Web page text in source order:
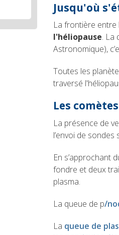
Jusqu'où
La frontière entre
l'héliopause. La
Astronomique),
Toutes les
traversé
Les
La présence de
l’envoi de
En s’approchant
fondre et deux
plasma.
La queue de p/
La queue de